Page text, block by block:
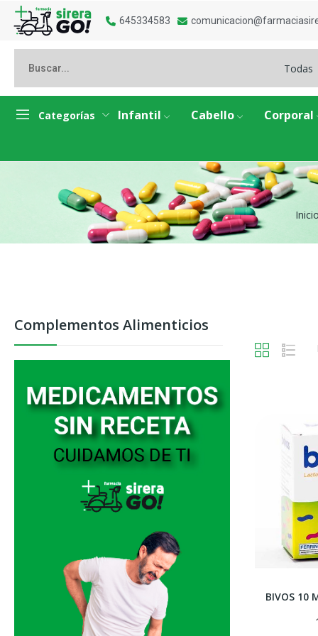
645334583
Todas
Categorías Infantil Cabello Corporal
Complementos Alimenticios